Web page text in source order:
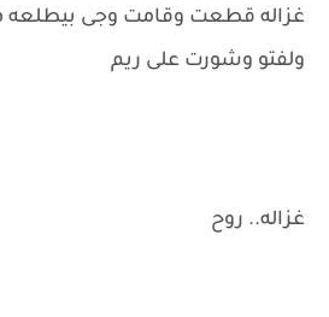
غزاله قطعت وقامت وجى بيطلعه
ولفتو وشورت على ريم
غزاله.. روح